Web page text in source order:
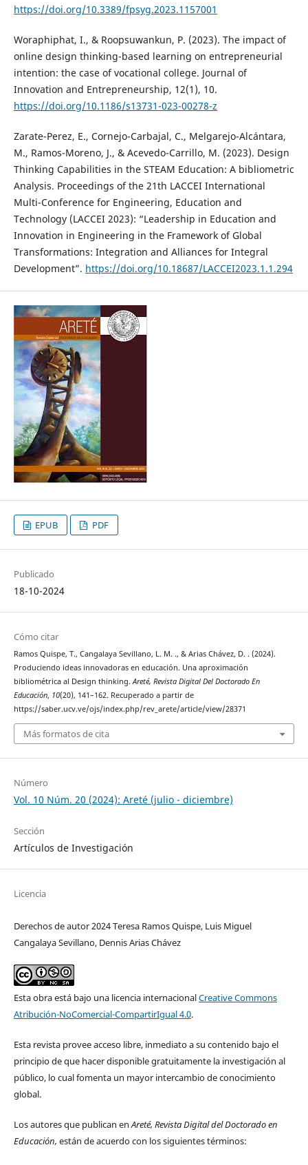
https://doi.org/10.3389/fpsyg.2023.1157001
Woraphiphat, I., & Roopsuwankun, P. (2023). The impact of
online design thinking-based learning on entrepreneurial
intention: the case of vocational college. Journal of
Innovation and Entrepreneurship, 12(1), 10.
https://doi.org/10.1186/s13731-023-00278-z
Zarate-Perez, E., Cornejo-Carbajal, C., Melgarejo-Alcántara,
M., Ramos-Moreno, J., & Acevedo-Carrillo, M. (2023). Design
Thinking Capabilities in the STEAM Education: A bibliometric
Analysis. Proceedings of the 21th LACCEI International
Multi-Conference for Engineering, Education and
Technology (LACCEI 2023): “Leadership in Education and
Innovation in Engineering in the Framework of Global
Transformations: Integration and Alliances for Integral
Development”. https://doi.org/10.18687/LACCEI2023.1.1.294
EPUB PDF
Publicado
18-10-2024
Cómo citar
Ramos Quispe, T., Cangalaya Sevillano, L. M. ., & Arias Chávez, D. . (2024).
Produciendo ideas innovadoras en educación. Una aproximación
bibliométrica al Design thinking.Areté, Revista Digital Del Doctorado En
Educación, 10(20), 141–162. Recuperado a partir de
https://saber.ucv.ve/ojs/index.php/rev_arete/article/view/28371
Más formatos de cita
Número
Vol. 10 Núm. 20 (2024): Areté (julio - diciembre)
Sección
Artículos de Investigación
Licencia
Derechos de autor 2024 Teresa Ramos Quispe, Luis Miguel
Cangalaya Sevillano, Dennis Arias Chávez
Esta obra está bajo una licencia internacionalCreative Commons
Atribución-NoComercial-CompartirIgual 4.0.
Esta revista provee acceso libre, inmediato a su contenido bajo el
principio de que hacer disponible gratuitamente la investigación al
público, lo cual fomenta un mayor intercambio de conocimiento
global.
Los autores que publican enAreté, Revista Digital del Doctorado en
Educación, están de acuerdo con los siguientes términos: